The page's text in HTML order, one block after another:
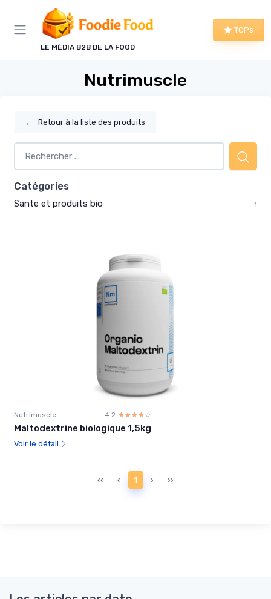
LE MÉDIA B2B DE LA FOOD
TOPs
Nutrimuscle
← Retour à la liste des produits
Catégories
Sante et produits bio 1
Nutrimuscle 4.2 ☆☆☆☆☆
★★★★★
Maltodextrine biologique 1,5kg
Voir le détail
‹‹ ‹ 1 › ››
Panneau de gestion des cookies